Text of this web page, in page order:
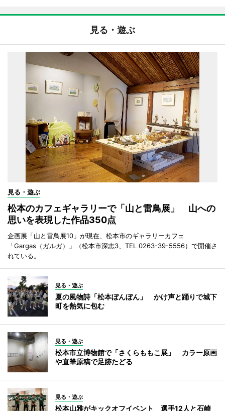
見る・遊ぶ
見る・遊ぶ
松本のカフェギャラリーで「山と雷鳥展」 山への
思いを表現した作品350点
企画展「山と雷鳥展10」が現在、松本市のギャラリーカフェ
「Gargas（ガルガ）」（松本市深志3、TEL 0263-39-5556）で開催さ
れている。
見る・遊ぶ
夏の風物詩「松本ぼんぼん」 かけ声と踊りで城下
町を熱気に包む
見る・遊ぶ
松本市立博物館で「さくらももこ展」 カラー原画
や直筆原稿で足跡たどる
見る・遊ぶ
松本山雅がキックオフイベント 選手12人と石崎